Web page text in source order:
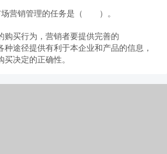
场营销管理的任务是（ ）。
购买行为，营销者要提供完善的
途径提供有利于本企业和产品的信息，
买决定的正确性。